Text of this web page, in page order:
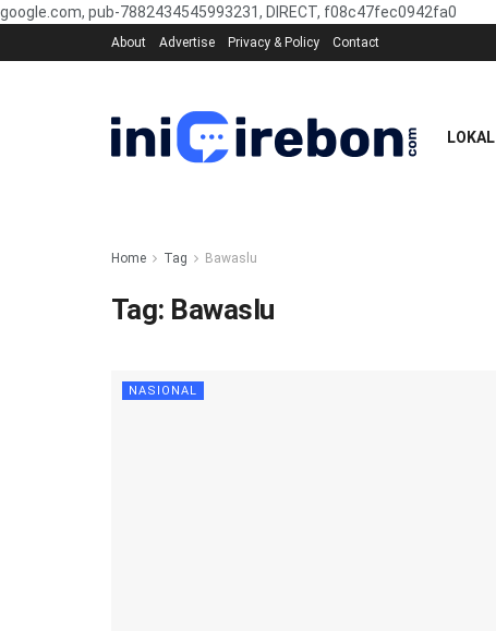
google.com, pub-7882434545993231, DIRECT, f08c47fec0942fa0
About Advertise Privacy & Policy Contact
LOKAL
Home Tag Bawaslu
Tag: Bawaslu
NASIONAL